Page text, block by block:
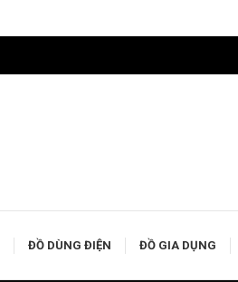
ĐỒ DÙNG ĐIỆN ĐỒ GIA DỤNG